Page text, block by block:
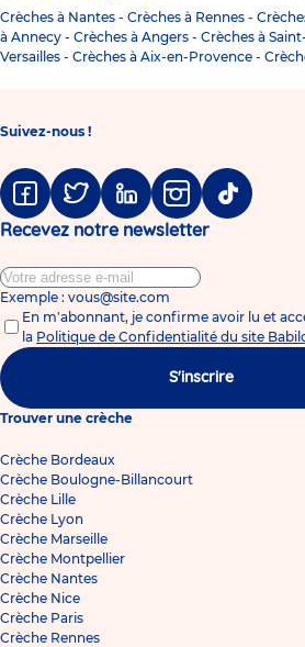
Crèches à Nantes - Crèches à Rennes -
à Annecy - Crèches à Angers - Crèches à
Versailles - Crèches à Aix-en-Provence -
Suivez-nous !
FacebookTwitter LinkedinInstagramTiktok
Recevez notre newsletter
Exemple : vous@site.com
En m'abonnant, je confirme avoir lu et
la Politique de Confidentialité du site
S'inscrire
Trouver une crèche
Crèche Bordeaux
Crèche Boulogne-Billancourt
Crèche Lille
Crèche Lyon
Crèche Marseille
Crèche Montpellier
Crèche Nantes
Crèche Nice
Crèche Paris
Crèche Rennes